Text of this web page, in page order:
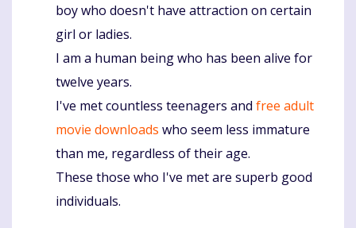
boy who doesn't have attraction on certain
girl or ladies.
I am a human being who has been alive for
twelve years.
I've met countless teenagers and free adult
movie downloads who seem less immature
than me, regardless of their age.
These those who I've met are superb good
individuals.